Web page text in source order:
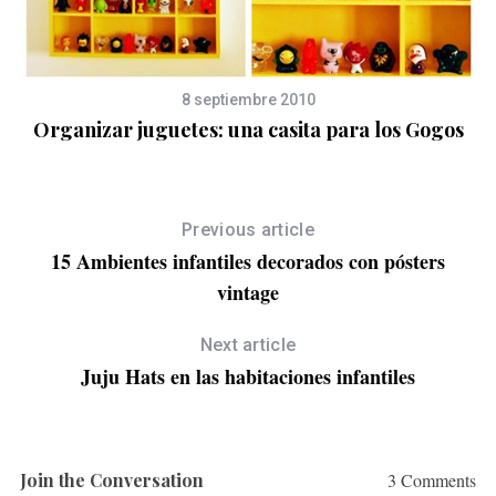
8 septiembre 2010
Organizar juguetes: una casita para los Gogos
Previous article
15 Ambientes infantiles decorados con pósters
vintage
Next article
Juju Hats en las habitaciones infantiles
Join the Conversation 3 Comments
: